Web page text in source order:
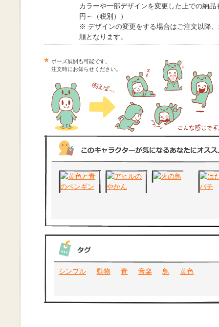
カラーや一部デザインを変更した上での納
円～（税別））
※ デザインの変更をする場合はご注文以降
順となります。
ポーズ展開も可能です。
注文時にお知らせください。
シンプル 動物 青 音楽 鳥 黄色